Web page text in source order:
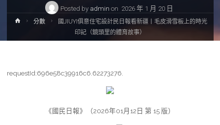
Posted by admin on 2026 年 1 月 20 日
Home分數
國JIUYI俱意住宅設計民日報看新疆丨毛皮滑雪板上的時光
印記（鏡頭里的體育故事）
requestId:696e58c39916c6.62273276.
《國民日報》（2026年01月12日 第 15 版）